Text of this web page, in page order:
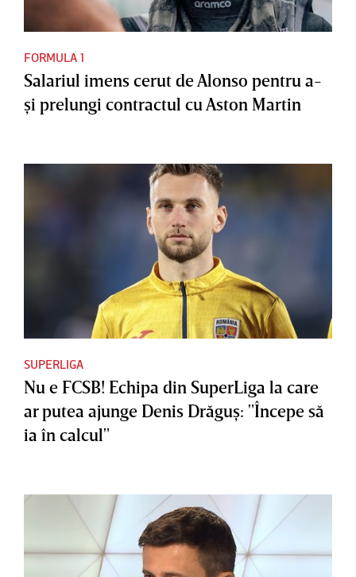
FORMULA 1
Salariul imens cerut de Alonso pentru a-
şi prelungi contractul cu Aston Martin
SUPERLIGA
Nu e FCSB! Echipa din SuperLiga la care
ar putea ajunge Denis Drăguş: "Începe să
ia în calcul"